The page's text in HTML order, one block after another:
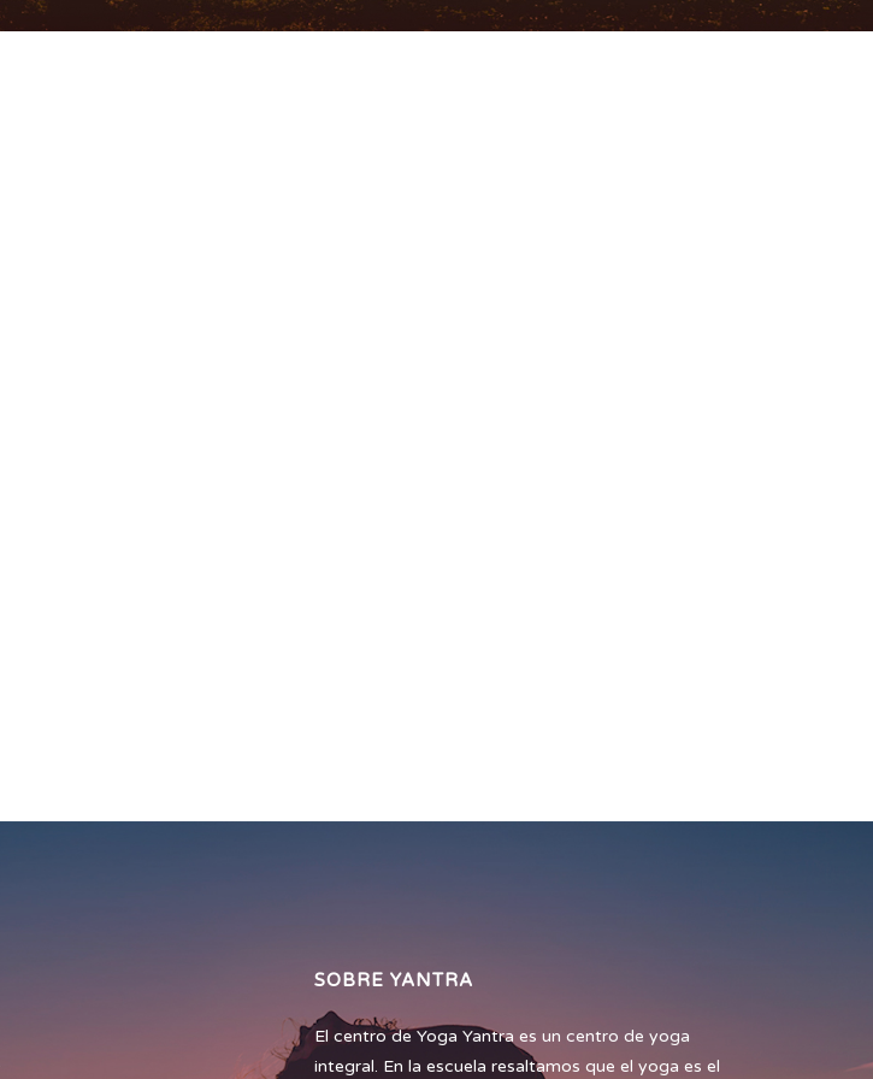
SOBRE YANTRA
El centro de Yoga Yantra es un centro de yoga
integral. En la escuela resaltamos que el yoga es el